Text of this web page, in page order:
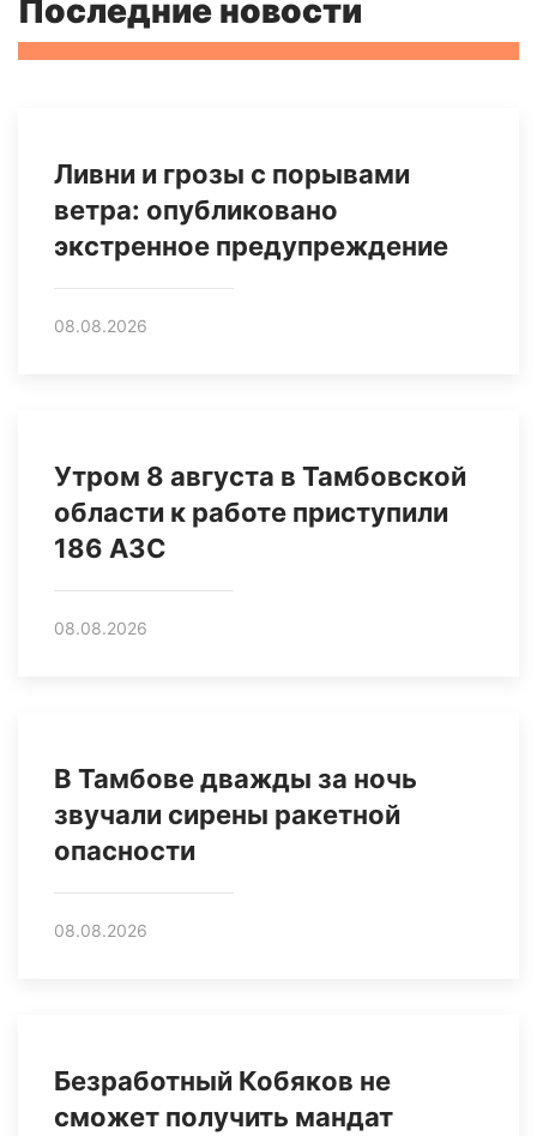
Последние новости
Ливни и грозы с порывами
ветра: опубликовано
экстренное предупреждение
08.08.2026
Утром 8 августа в Тамбовской
области к работе приступили
186 АЗС
08.08.2026
В Тамбове дважды за ночь
звучали сирены ракетной
опасности
08.08.2026
Безработный Кобяков не
сможет получить мандат